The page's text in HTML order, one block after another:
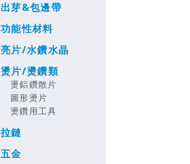
出芽&包邊帶
功能性材料
亮片/水鑽水晶
燙片/燙鑽類
燙鋁鑽散片
圖形燙片
燙鑽用工具
拉鏈
五金